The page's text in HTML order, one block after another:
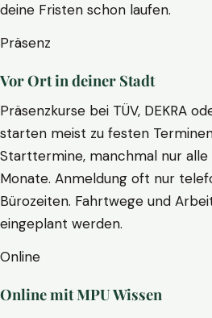
deine Fristen schon laufen.
Präsenz
Vor Ort in deiner Stadt
Präsenzkurse bei TÜV, DEKRA
starten meist zu festen
Starttermine, manchmal nur
Monate. Anmeldung oft nur
Bürozeiten. Fahrtwege und
eingeplant werden.
Online
Online mit MPU Wissen